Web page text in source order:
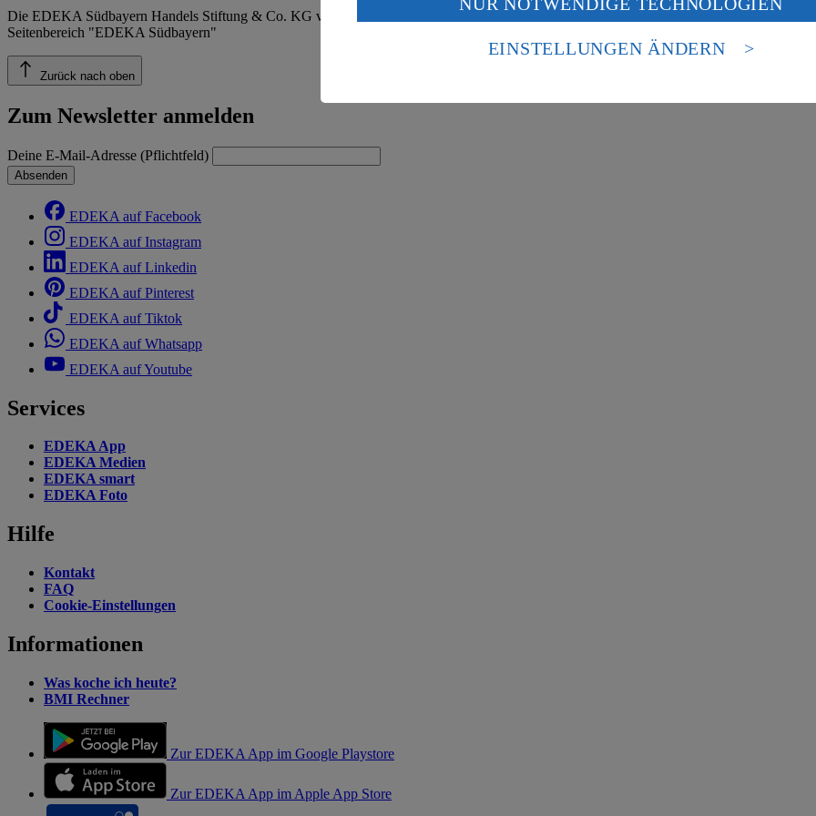
Die EDEKA Südbayern Handels Stiftung & Co. KG veröffentlicht insbesondere Inhalte zu den Bereichen:
Seitenbereich "EDEKA Südbayern"
Zurück nach oben
Zum Newsletter anmelden
Deine E-Mail-Adresse (Pflichtfeld)
Absenden
EDEKA auf Facebook
EDEKA auf Instagram
EDEKA auf Linkedin
EDEKA auf Pinterest
EDEKA auf Tiktok
EDEKA auf Whatsapp
EDEKA auf Youtube
Services
EDEKA App
EDEKA Medien
EDEKA smart
EDEKA Foto
Hilfe
Kontakt
FAQ
Cookie-Einstellungen
Informationen
Was koche ich heute?
BMI Rechner
Zur EDEKA App im Google Playstore
Zur EDEKA App im Apple App Store
ein, dass deine Daten in den USA verarbeitet werden. Der EuGH sieht die USA als
einem nach europäischen Standards nicht angemessenen Datenschutzniveau an. Es
Risiko eines Zugriffs durch US-amerikanische Behörden.
EINSTELLUNGEN ÄNDERN